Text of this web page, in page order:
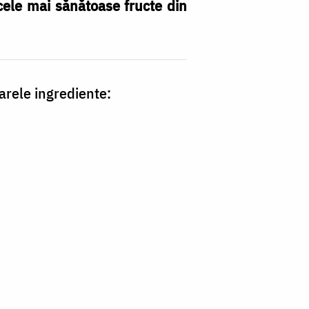
mai sănătoase fructe din
ingrediente: